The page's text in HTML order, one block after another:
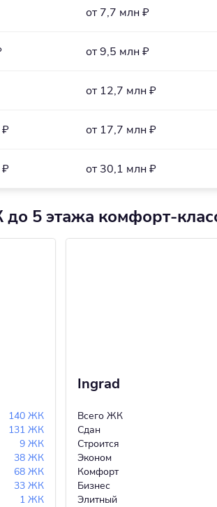
от 7,7 млн ₽
от 9,5 млн ₽
от 12,7 млн ₽
₽ от 17,7 млн ₽
₽ от 30,1 млн ₽
5 этажа комфорт-
140 ЖК
131 ЖК
9 ЖК
38 ЖК
68 ЖК
33 ЖК
1 ЖК
Ingrad
Всего ЖК
Сдан
Строится
Эконом
Комфорт
Бизнес
Элитный